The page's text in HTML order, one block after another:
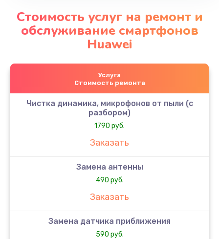
Стоимость услуг на ремонт и
обслуживание смартфонов
Huawei
Услуга
Стоимость ремонта
Чистка динамика, микрофонов от пыли (с
разбором)
1790 руб.
Заказать
Замена антенны
490 руб.
Заказать
Замена датчика приближения
590 руб.